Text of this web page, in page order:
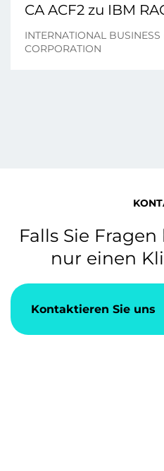
CA ACF2 zu IBM
INTERNATIONAL BUSINESS
CORPORATION
Falls Sie
nur einen
Kontaktieren Sie uns